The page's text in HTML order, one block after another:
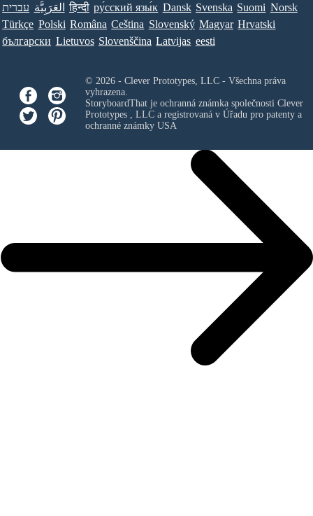
עברית العَرَبِيَّة हिन्दी ру́сский язы́к Dansk Svenska Suomi Norsk
Türkçe Polski Româna Ceština Slovenský Magyar Hrvatski
български Lietuvos Slovenščina Latvijas eesti
© 2026 - Clever Prototypes, LLC - Všechna práva
vyhrazena.
StoryboardThat je ochranná známka společnosti Clever
Prototypes , LLCa registrovaná v Úřadu pro patenty a
ochranné známky USA